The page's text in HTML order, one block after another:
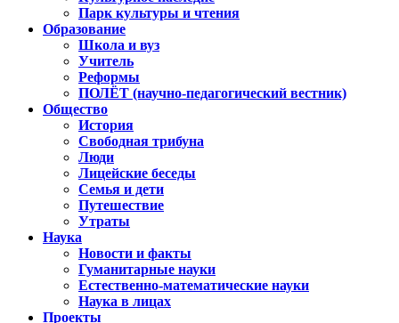
Парк культуры и чтения
Образование
Школа и вуз
Учитель
Реформы
ПОЛЁТ (научно-педагогический вестник)
Общество
История
Свободная трибуна
Люди
Лицейские беседы
Семья и дети
Путешествие
Утраты
Наука
Новости и факты
Гуманитарные науки
Естественно-математические науки
Наука в лицах
Проекты